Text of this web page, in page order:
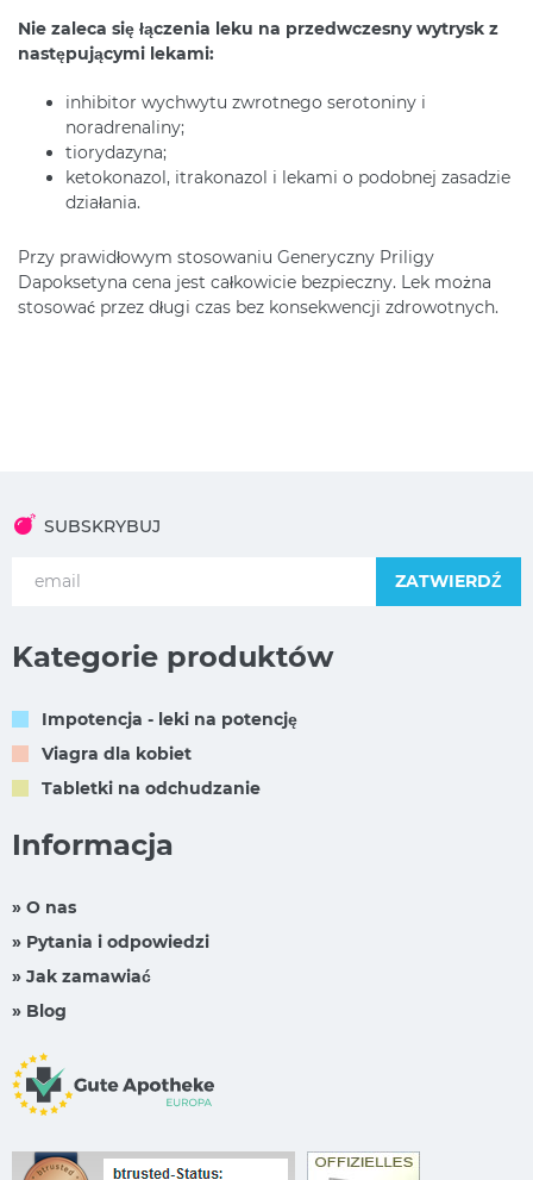
Nie zaleca się łączenia leku na przedwczesny wytrysk z
następującymi lekami:
inhibitor wychwytu zwrotnego serotoniny i
noradrenaliny;
tiorydazyna;
ketokonazol, itrakonazol i lekami o podobnej zasadzie
działania.
Przy prawidłowym stosowaniu Generyczny Priligy
Dapoksetyna cena jest całkowicie bezpieczny. Lek można
stosować przez długi czas bez konsekwencji zdrowotnych.
SUBSKRYBUJ
ZATWIERDŹ
Kategorie produktów
Impotencja - leki na potencję
Viagra dla kobiet
Tabletki na odchudzanie
Informacja
» O nas
» Pytania i odpowiedzi
» Jak zamawiać
» Blog